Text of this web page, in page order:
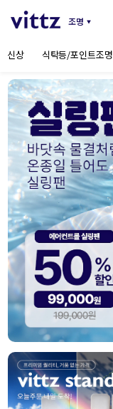
조명
신상 식탁등/포인트조명